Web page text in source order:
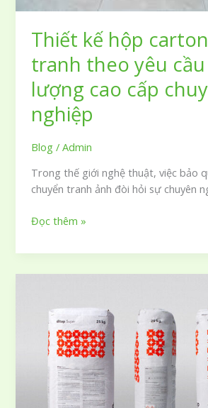
Thiết kế hộp
tranh theo yêu
lượng cao cấp
nghiệp
Blog /Admin
Trong thế giới nghệ thuật, việc bảo
chuyển tranh ảnh đòi hỏi sự chuyên
Thiết
hộp
theo
cầu
chất
lượng
Đọc thêm »